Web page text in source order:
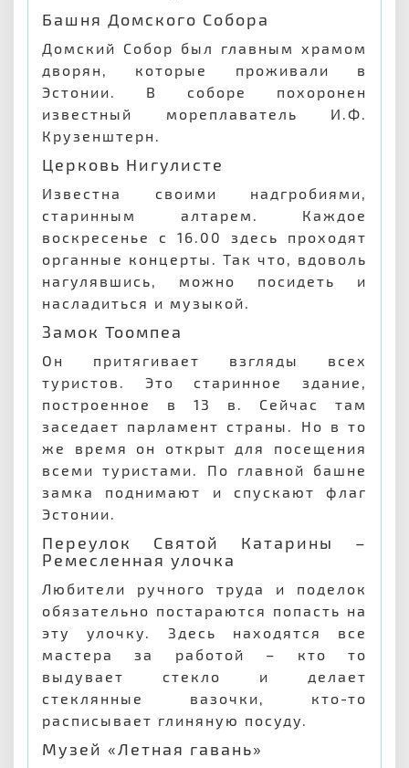
Башня Домского Собора
Домский Собор был главным храмом
дворян, которые проживали в
Эстонии. В соборе похоронен
известный мореплаватель И.Ф.
Крузенштерн.
Церковь Нигулисте
Известна своими надгробиями,
старинным алтарем. Каждое
воскресенье с 16.00 здесь проходят
органные концерты. Так что, вдоволь
нагулявшись, можно посидеть и
насладиться и музыкой.
Замок Тоомпеа
Он притягивает взгляды всех
туристов. Это старинное здание,
построенное в 13 в. Сейчас там
заседает парламент страны. Но в то
же время он открыт для посещения
всеми туристами. По главной башне
замка поднимают и спускают флаг
Эстонии.
Переулок Святой Катарины –
Ремесленная улочка
Любители ручного труда и поделок
обязательно постараются попасть на
эту улочку. Здесь находятся все
мастера за работой – кто то
выдувает стекло и делает
стеклянные вазочки, кто-то
расписывает глиняную посуду.
Музей «Летная гавань»